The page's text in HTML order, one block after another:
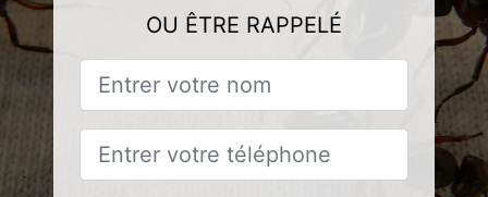
OU ÊTRE RAPPELÉ